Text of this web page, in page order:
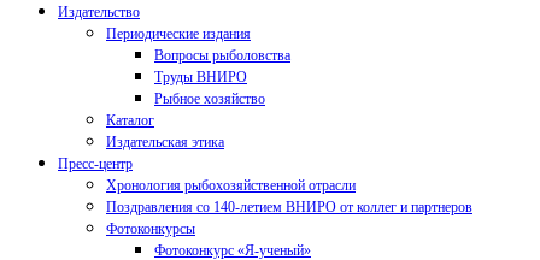
Издательство
Периодические издания
Вопросы рыболовства
Труды ВНИРО
Рыбное хозяйство
Каталог
Издательская этика
Пресс-центр
Хронология рыбохозяйственной отрасли
Поздравления со 140-летием ВНИРО от коллег и партнеров
Фотоконкурсы
Фотоконкурс «Я-ученый»